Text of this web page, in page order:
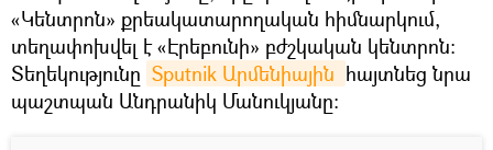
«Կենտրոն» քրեակատարողական հիմնարկում,
տեղափոխվել է «Էրեբունի» բժշկական կենտրոն։
Տեղեկությունը Sputnik Արմենիային հայտնեց նրա
պաշտպան Անդրանիկ Մանուկյանը։